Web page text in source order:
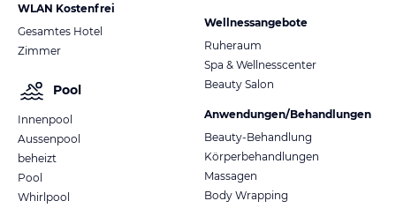
WLAN Kostenfrei
Gesamtes Hotel
Zimmer
Pool
Innenpool
Aussenpool
beheizt
Pool
Whirlpool
Wellnessangebote
Ruheraum
Spa & Wellnesscenter
Beauty Salon
Anwendungen/Behandlungen
Beauty-Behandlung
Körperbehandlungen
Massagen
Body Wrapping